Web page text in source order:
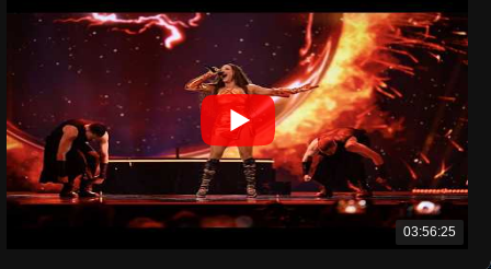
03:56:25